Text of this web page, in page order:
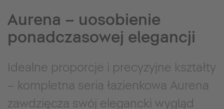
Aurena – uosobienie
ponadczasowej elegancji
Idealne proporcje i precyzyjne kształty
– kompletna seria łazienkowa Aurena
zawdzięcza swój elegancki wygląd